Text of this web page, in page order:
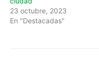
23 octubre, 2023
En "Destacadas"